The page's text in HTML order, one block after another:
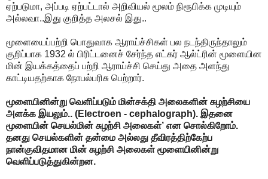
ஏற்படுமா, அப்படி ஏற்பட்டால் அறிவியல் மூலம் நிரூபிக்க முடியும்
அல்லவா..இது குறித்த அலசல் இது..
மூளையைப்பற்றி பொதுவாக ஆராய்ச்சிகள் பல நடந்திருந்தாலும்
குறிப்பாக 1932 ல் பிரிட்டனைச் சேர்ந்த எட்கர் ஆல்ட்ரின் மூளையின
மின் இயக்கத்தைப் பற்றி ஆராய்ச்சி செய்து அதை அளந்து
காட்டியதற்காக நோபல்பரிசு பெற்றார்.
மூளையினின்று வெளிப்படும் மின்சக்தி அலைகளின் சுழற்சியை
அளக்க இயலும்.. (Electroen - cephalograph). இதனை
மூளையின் செயல்மின் சுழற்சி அலைகள்’ என சொல்கிறோம்.
தனது செயல்களின் தன்மை அல்லது தீவிரத்திற்கேற்ப
நான்குவிதமான மின் சுழற்சி அலைகள் மூளையினின்று
வெளிப்படுத்துகின்றன.